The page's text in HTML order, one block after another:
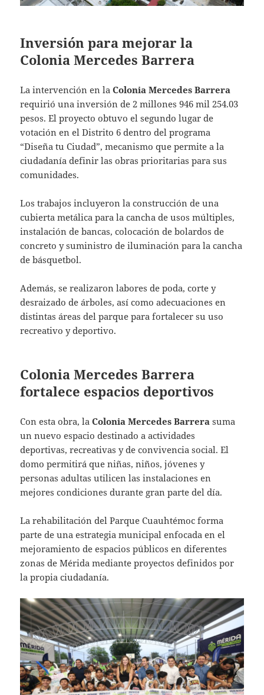
Inversión para mejorar la
Colonia Mercedes Barrera
La intervención en laColonia Mercedes Barrera
requirió una inversión de 2 millones 946 mil 254.03
pesos. El proyecto obtuvo el segundo lugar de
votación en el Distrito 6 dentro del programa
“Diseña tu Ciudad”, mecanismo que permite a la
ciudadanía definir las obras prioritarias para sus
comunidades.
Los trabajos incluyeron la construcción de una
cubierta metálica para la cancha de usos múltiples,
instalación de bancas, colocación de bolardos de
concreto y suministro de iluminación para la cancha
de básquetbol.
Además, se realizaron labores de poda, corte y
desraizado de árboles, así como adecuaciones en
distintas áreas del parque para fortalecer su uso
recreativo y deportivo.
Colonia Mercedes Barrera
fortalece espacios deportivos
Con esta obra, laColonia Mercedes Barrera suma
un nuevo espacio destinado a actividades
deportivas, recreativas y de convivencia social. El
domo permitirá que niñas, niños, jóvenes y
personas adultas utilicen las instalaciones en
mejores condiciones durante gran parte del día.
La rehabilitación del Parque Cuauhtémoc forma
parte de una estrategia municipal enfocada en el
mejoramiento de espacios públicos en diferentes
zonas de Mérida mediante proyectos definidos por
la propia ciudadanía.